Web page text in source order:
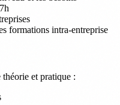
formations intra-entreprise
et pratique :